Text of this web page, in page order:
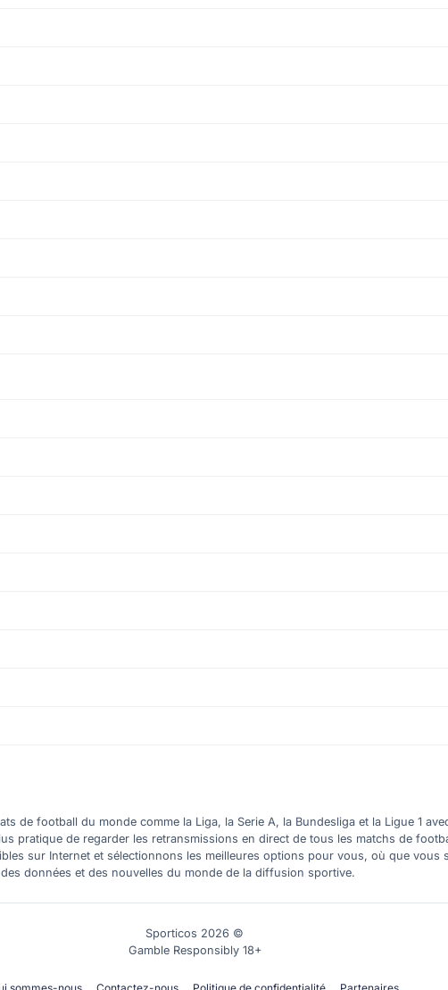
de football du monde comme la Liga, la Serie A, la Bundesliga et la Ligue 1
pratique de regarder les retransmissions en direct de tous les matchs de
sur Internet et sélectionnons les meilleures options pour vous, où que vous
données et des nouvelles du monde de la diffusion sportive.
Sporticos 2026 ©
Gamble Responsibly 18+
sommes-nous Contactez-nous Politique de confidentialité Partenaires